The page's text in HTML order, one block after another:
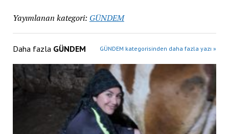
Yayımlanan kategori: GÜNDEM
Daha fazla GÜNDEM GÜNDEM kategorisinden daha fazla yazı »